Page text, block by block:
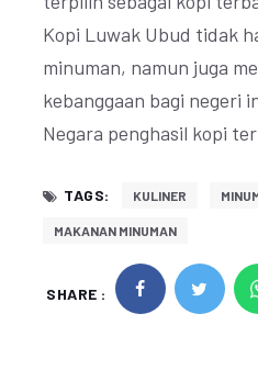
Kopi Luwak Ubud tidak
minuman, namun juga
kebanggaan bagi negeri
Negara penghasil kopi
TAGS: KULINER
MAKANAN MINUMAN
SHARE :